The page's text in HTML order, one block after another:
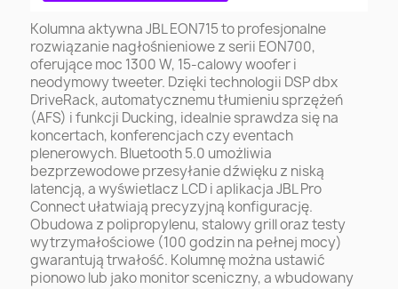
Kolumna aktywna JBL EON715 to profesjonalne
rozwiązanie nagłośnieniowe z serii EON700,
oferujące moc 1300 W, 15-calowy woofer i
neodymowy tweeter. Dzięki technologii DSP dbx
DriveRack, automatycznemu tłumieniu sprzężeń
(AFS) i funkcji Ducking, idealnie sprawdza się na
koncertach, konferencjach czy eventach
plenerowych. Bluetooth 5.0 umożliwia
bezprzewodowe przesyłanie dźwięku z niską
latencją, a wyświetlacz LCD i aplikacja JBL Pro
Connect ułatwiają precyzyjną konfigurację.
Obudowa z polipropylenu, stalowy grill oraz testy
wytrzymałościowe (100 godzin na pełnej mocy)
gwarantują trwałość. Kolumnę można ustawić
pionowo lub jako monitor sceniczny, a wbudowany